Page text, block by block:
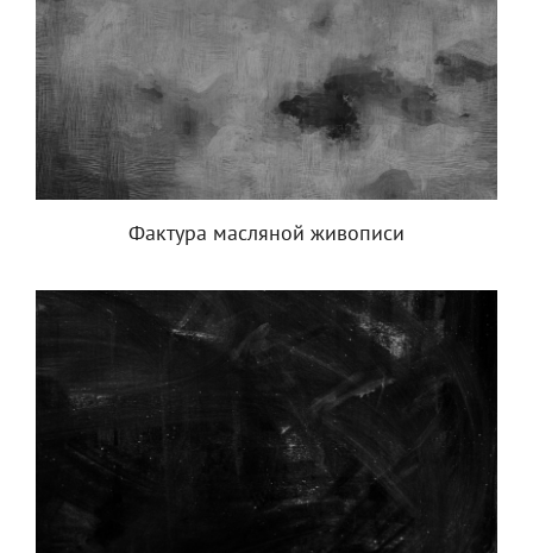
Фактура масляной живописи